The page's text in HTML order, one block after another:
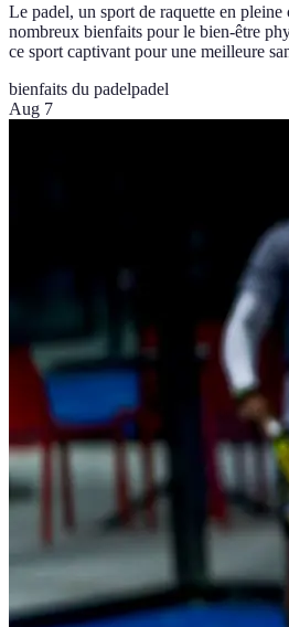
Le padel, un sport de raquette en pleine
nombreux bienfaits pour le bien-être
ce sport captivant pour une meilleure
bienfaits du padelpadel
Aug 7